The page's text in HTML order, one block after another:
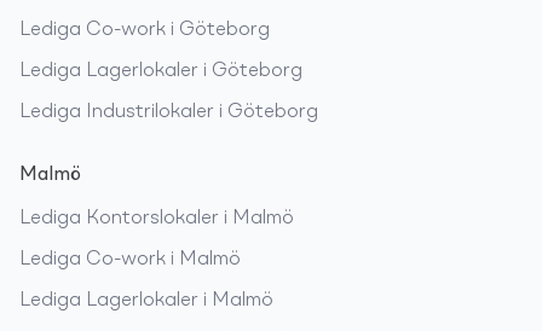
Lediga Co-work i Göteborg
Lediga Lagerlokaler i Göteborg
Lediga Industrilokaler i Göteborg
Malmö
Lediga Kontorslokaler i Malmö
Lediga Co-work i Malmö
Lediga Lagerlokaler i Malmö